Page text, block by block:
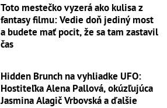
Toto mestečko vyzerá ako kulisa z
fantasy filmu: Vedie doň jediný most
a budete mať pocit, že sa tam zastavil
čas
Hidden Brunch na vyhliadke UFO:
Hostiteľka Alena Pallová, okúzľujúca
Jasmina Alagič Vrbovská a ďalšie